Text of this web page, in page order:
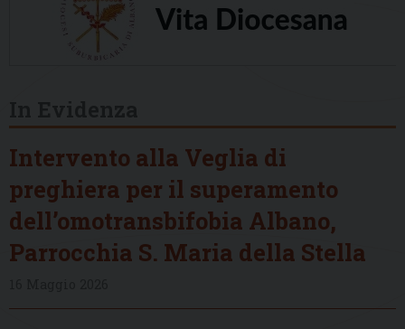
Intervento alla Veglia di
preghiera per il superamento
dell’omotransbifobia Albano,
Parrocchia S. Maria della Stella